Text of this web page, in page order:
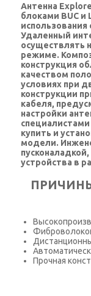
Антенна
блоками BUC и
Удаленный
осуществлять
режиме.
конструкция
качеством
условиях при
конструкции
кабеля,
настройки
купить и
модели.
устройства в
ПРИЧИНЫ
Прочная